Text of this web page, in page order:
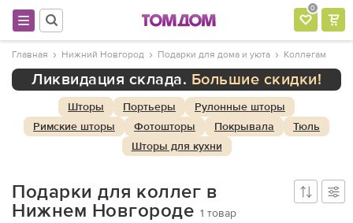
0
Главная Нижний Новгород Подарки для дома и уюта Коллегам
Ликвидация склада. Большие скидки!
Шторы Портьеры
Рулонные шторы
Римские шторы
Фотошторы Покрывала
Тюль
Шторы для кухни
Подарки для коллег в
Нижнем Новгороде 1 товар